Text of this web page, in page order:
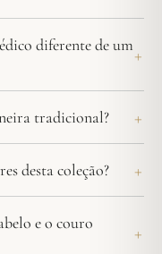
diferente de um
tradicional?
desta coleção?
e o couro